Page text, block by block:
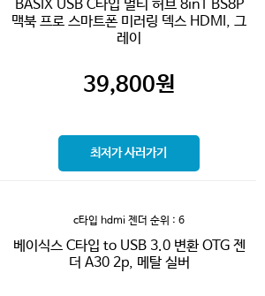
BASIX USB C타입 멀티 허브 8in1 BS8P
맥북 프로 스마트폰 미러링 덱스 HDMI, 그
레이
39,800원
최저가 사러가기
c타입 hdmi 젠더 순위 : 6
베이식스 C타입 to USB 3.0 변환 OTG 젠
더 A30 2p, 메탈 실버